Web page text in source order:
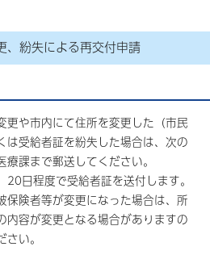
、紛失による再交付申請
更や市内にて住所を変更した（市民
は受給者証を紛失した場合は、次の
課まで郵送してください。
日程度で受給者証を送付します。
保険者等が変更になった場合は、所
内容が変更となる場合がありますの
い。